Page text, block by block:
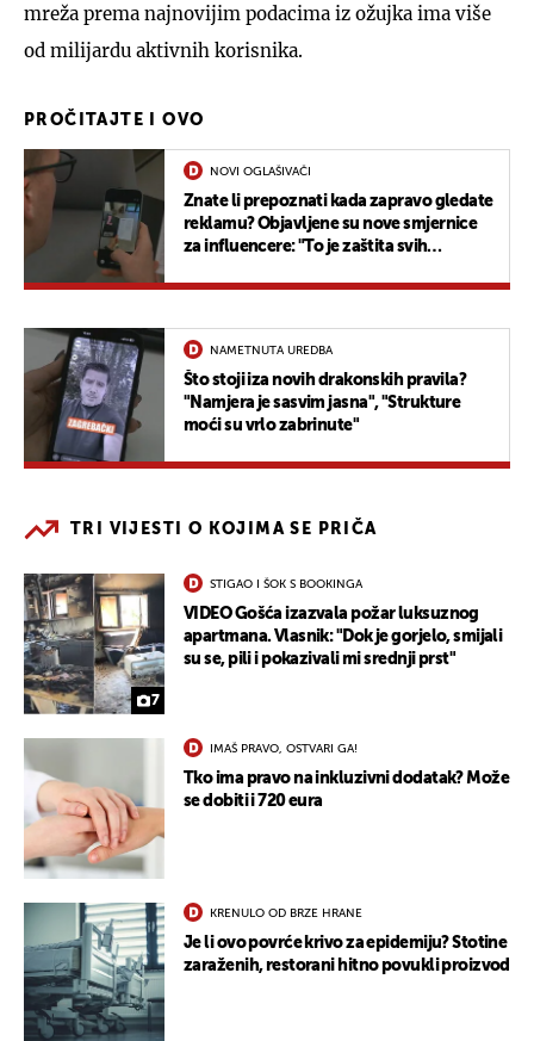
mreža prema najnovijim podacima iz ožujka ima više
od milijardu aktivnih korisnika.
PROČITAJTE I OVO
NOVI OGLAŠIVAČI
Znate li prepoznati kada zapravo gledate
reklamu? Objavljene su nove smjernice
za influencere: "To je zaštita svih
NAMETNUTA UREDBA
Što stoji iza novih drakonskih pravila?
"Namjera je sasvim jasna", "Strukture
moći su vrlo zabrinute"
TRI VIJESTI O KOJIMA SE PRIČA
7
STIGAO I ŠOK S BOOKINGA
VIDEO Gošća izazvala požar luksuznog
apartmana. Vlasnik: "Dok je gorjelo, smijali
su se, pili i pokazivali mi srednji prst"
IMAŠ PRAVO, OSTVARI GA!
Tko ima pravo na inkluzivni dodatak? Može
se dobiti i 720 eura
KRENULO OD BRZE HRANE
Je li ovo povrće krivo za epidemiju? Stotine
zaraženih, restorani hitno povukli proizvod